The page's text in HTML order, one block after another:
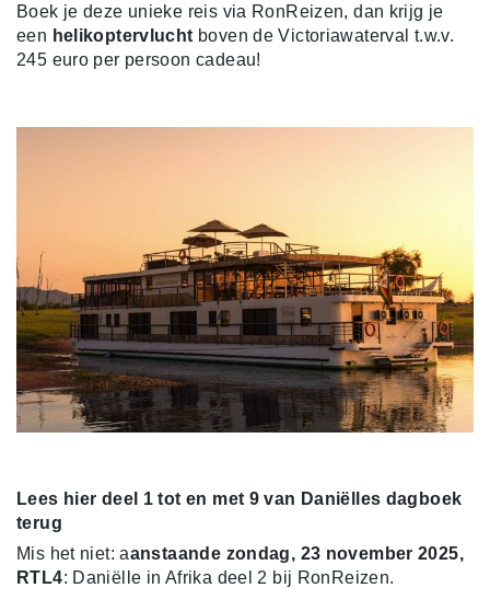
Boek je deze unieke reis via RonReizen, dan krijg je
een helikoptervlucht boven de Victoriawaterval t.w.v.
245 euro per persoon cadeau!
Lees hier deel 1 tot en met 9 van Daniëlles dagboek
terug
Mis het niet: aanstaande zondag, 23 november 2025,
RTL4: Daniëlle in Afrika deel 2 bij RonReizen.